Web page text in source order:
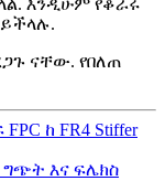
እንዲሁም የቆራሩ
ናቸው. የበለጠ
ከ FR4 Stiffer
እና ፍሌክስ